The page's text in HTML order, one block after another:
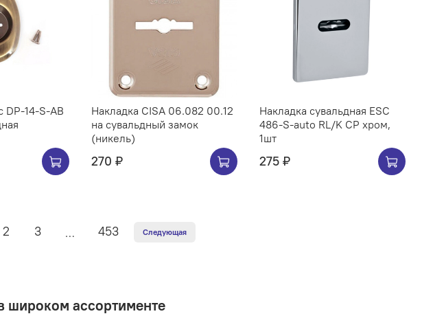
DP-14-S-AB
Накладка CISA 06.082 00.12
на сувальдный замок
(никель)
270 ₽
Накладка сувальдная ESC
486-S-auto RL/K CP хром,
1шт
275 ₽
2 3 … 453 Следующая
широком ассортименте